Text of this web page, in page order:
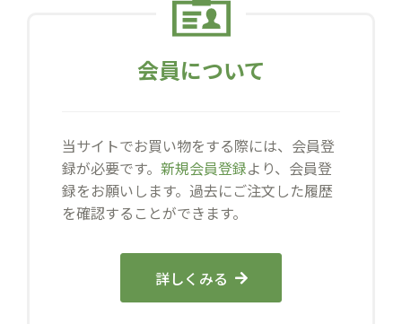
会員について
当サイトでお買い物をする際には、会員登
録が必要です。 新規会員登録より、会員登
録をお願いします。過去にご注文した履歴
を確認することができます。
詳しくみる